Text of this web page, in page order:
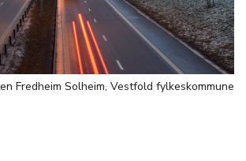
Fredheim Solheim, Vestfold fylkeskommune